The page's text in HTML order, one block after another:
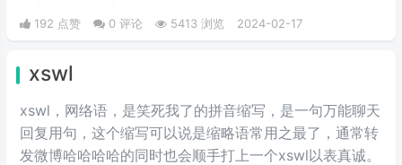
发言而扫了大家兴致的行为。
192 点赞 0 评论 5413 浏览 2024-02-17
xswl
xswl，网络语，是笑死我了的拼音缩写，是一句万能聊天
回复用句，这个缩写可以说是缩略语常用之最了，通常转
发微博哈哈哈哈的同时也会顺手打上一个xswl以表真诚。